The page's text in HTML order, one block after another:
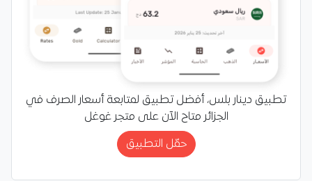
تطبيق دينار بلس، أفضل تطبيق لمتابعة أسعار الصرف في
الجزائر متاح الآن على متجر غوغل
حمّل التطبيق